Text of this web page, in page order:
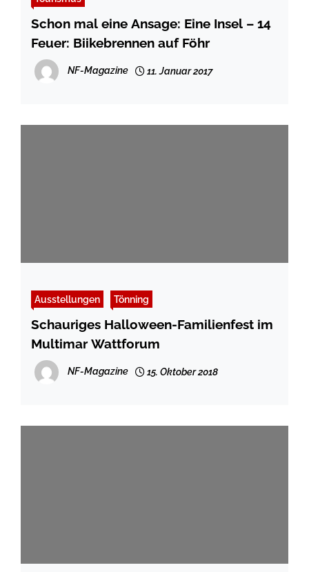
Schon mal eine Ansage: Eine Insel – 14
Feuer: Biikebrennen auf Föhr
NF-Magazine 11. Januar 2017
Ausstellungen Tönning
Schauriges Halloween-Familienfest im
Multimar Wattforum
NF-Magazine 15. Oktober 2018